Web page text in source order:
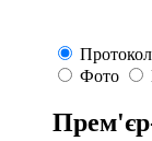
Фото